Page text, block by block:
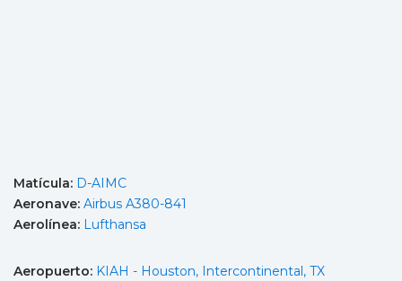
Matícula: D-AIMC
Aeronave: Airbus A380-841
Aerolínea: Lufthansa
Aeropuerto: KIAH - Houston, Intercontinental, TX